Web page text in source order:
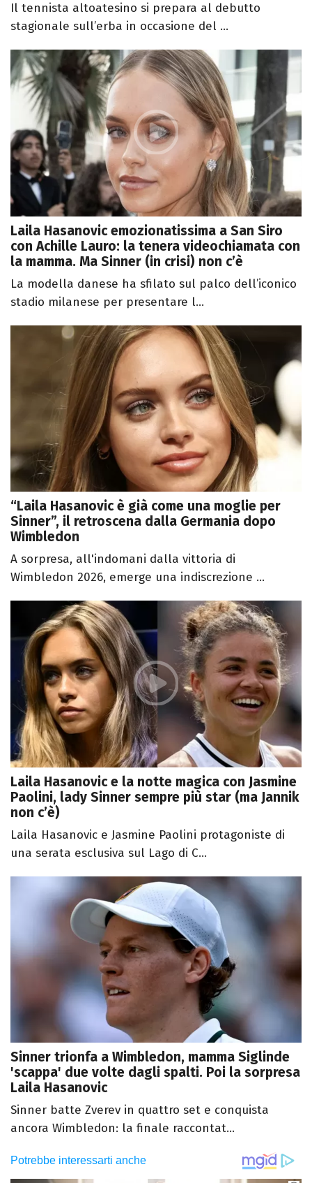
Il tennista altoatesino si prepara al debutto
stagionale sull’erba in occasione del ...
Laila Hasanovic emozionatissima a San Siro
con Achille Lauro: la tenera videochiamata con
la mamma. Ma Sinner (in crisi) non c’è
La modella danese ha sfilato sul palco dell’iconico
stadio milanese per presentare l...
“Laila Hasanovic è già come una moglie per
Sinner”, il retroscena dalla Germania dopo
Wimbledon
A sorpresa, all'indomani dalla vittoria di
Wimbledon 2026, emerge una indiscrezione ...
Laila Hasanovic e la notte magica con Jasmine
Paolini, lady Sinner sempre più star (ma Jannik
non c’è)
Laila Hasanovic e Jasmine Paolini protagoniste di
una serata esclusiva sul Lago di C...
Sinner trionfa a Wimbledon, mamma Siglinde
'scappa' due volte dagli spalti. Poi la sorpresa
Laila Hasanovic
Sinner batte Zverev in quattro set e conquista
ancora Wimbledon: la finale raccontat...